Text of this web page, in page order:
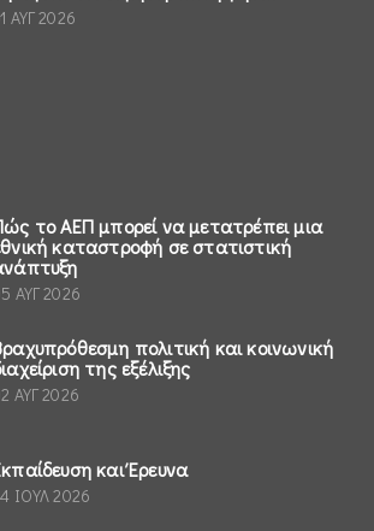
ΑΥΓ 2026
το ΑΕΠ μπορεί να μετατρέπει μια
καταστροφή σε στατιστική
ΑΥΓ 2026
πολιτική και κοινωνική
της εξέλιξης
ΑΥΓ 2026
και Έρευνα
ΙΟΥΛ 2026